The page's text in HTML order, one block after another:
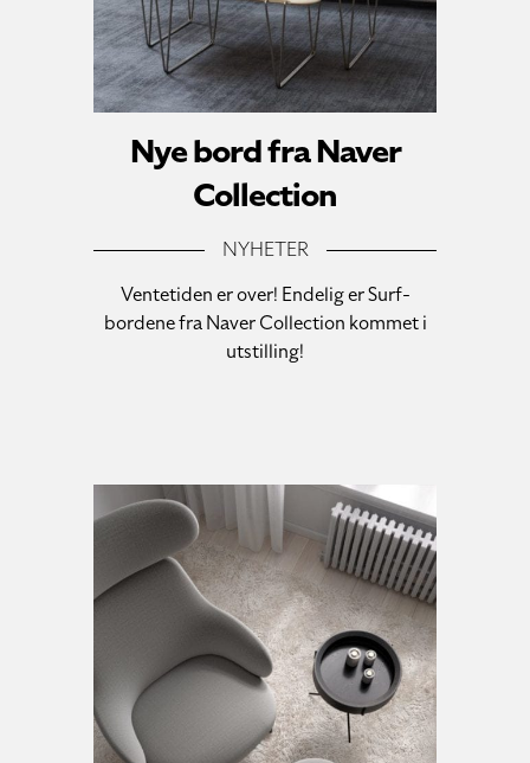
Nye bord fra Naver
Collection
NYHETER
Ventetiden er over! Endelig er Surf-
bordene fra Naver Collection kommet i
utstilling!